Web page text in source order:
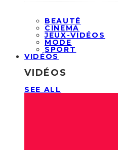
BEAUTÉ
CINEMA
JEUX-VIDÉOS
MODE
SPORT
VIDÉOS
VIDÉOS
SEE ALL